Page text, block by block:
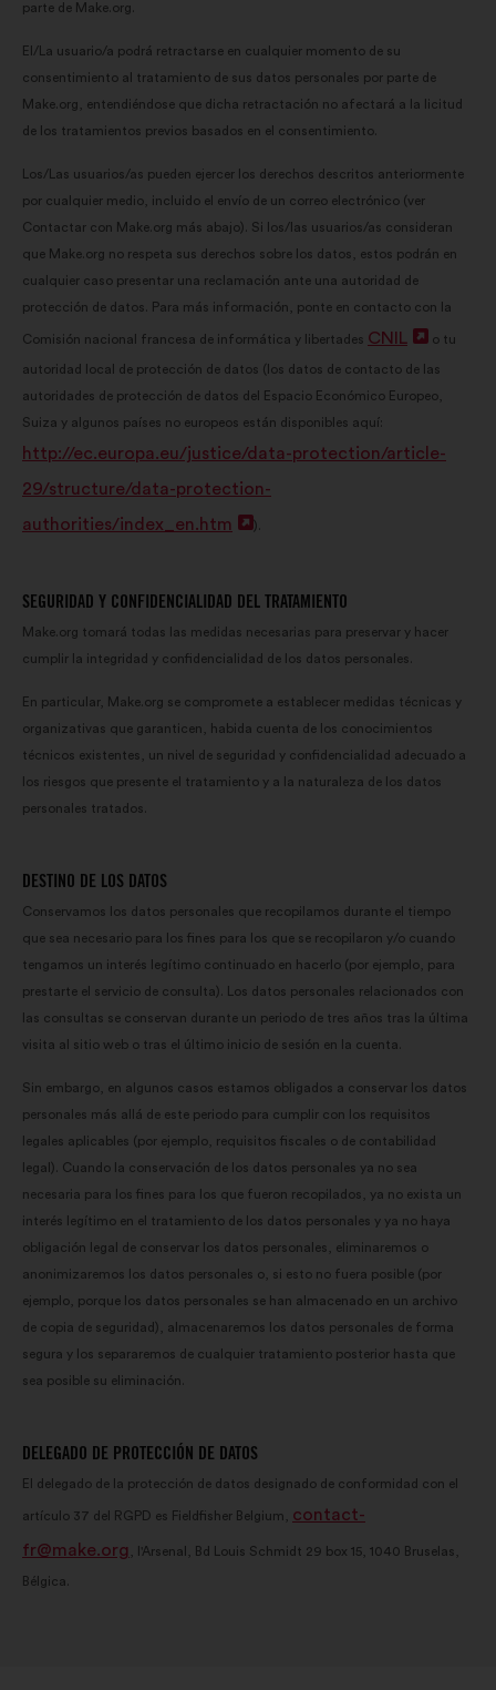
parte de Make.org.
El/La usuario/a podrá retractarse en cualquier momento de su
consentimiento al tratamiento de sus datos personales por parte de
Make.org, entendiéndose que dicha retractación no afectará a la licitud
de los tratamientos previos basados en el consentimiento.
Los/Las usuarios/as pueden ejercer los derechos descritos anteriormente
por cualquier medio, incluido el envío de un correo electrónico (ver
Contactar con Make.org más abajo). Si los/las usuarios/as consideran
que Make.org no respeta sus derechos sobre los datos, estos podrán en
cualquier caso presentar una reclamación ante una autoridad de
protección de datos. Para más información, ponte en contacto con la
Comisión nacional francesa de informática y libertades CNIL
Abrir
en
o tu
autoridad local de protección de datos (los datos de contacto de las
autoridades de protección de datos del Espacio Económico Europeo,
Suiza y algunos países no europeos están disponibles aquí:
http://ec.europa.eu/justice/data-protection/article-
29/structure/data-protection-
authorities/index_en.htm
Abrir
una
nueva
pestaña
).
SEGURIDAD Y CONFIDENCIALIDAD DEL TRATAMIENTO
Make.org tomará todas las medidas necesarias para preservar y hacer
cumplir la integridad y confidencialidad de los datos personales.
En particular, Make.org se compromete a establecer medidas técnicas y
organizativas que garanticen, habida cuenta de los conocimientos
técnicos existentes, un nivel de seguridad y confidencialidad adecuado a
los riesgos que presente el tratamiento y a la naturaleza de los datos
personales tratados.
DESTINO DE LOS DATOS
Conservamos los datos personales que recopilamos durante el tiempo
que sea necesario para los fines para los que se recopilaron y/o cuando
tengamos un interés legítimo continuado en hacerlo (por ejemplo, para
prestarte el servicio de consulta). Los datos personales relacionados con
las consultas se conservan durante un periodo de tres años tras la última
visita al sitio web o tras el último inicio de sesión en la cuenta.
Sin embargo, en algunos casos estamos obligados a conservar los datos
personales más allá de este periodo para cumplir con los requisitos
legales aplicables (por ejemplo, requisitos fiscales o de contabilidad
legal). Cuando la conservación de los datos personales ya no sea
necesaria para los fines para los que fueron recopilados, ya no exista un
interés legítimo en el tratamiento de los datos personales y ya no haya
obligación legal de conservar los datos personales, eliminaremos o
anonimizaremos los datos personales o, si esto no fuera posible (por
ejemplo, porque los datos personales se han almacenado en un archivo
de copia de seguridad), almacenaremos los datos personales de forma
segura y los separaremos de cualquier tratamiento posterior hasta que
sea posible su eliminación.
DELEGADO DE PROTECCIÓN DE DATOS
El delegado de la protección de datos designado de conformidad con el
artículo 37 del RGPD es Fieldfisher Belgium, contact-
fr@make.org
, l'Arsenal, Bd Louis Schmidt 29 box 15, 1040 Bruselas,
Bélgica.